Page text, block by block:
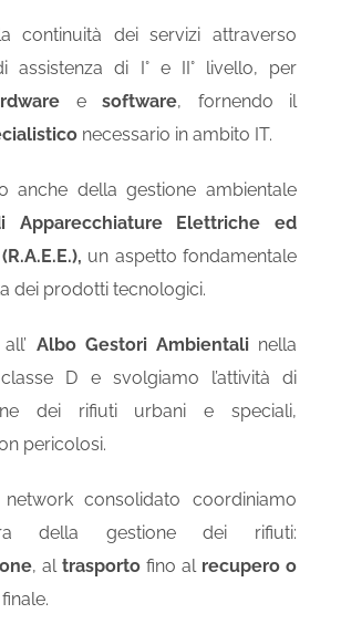
continuità dei servizi attraverso
assistenza di I° e II° livello, per
esoftware, fornendo il
necessario in ambito IT.
anche della gestione ambientale
Apparecchiature Elettriche ed
(R.A.E.E.), un aspetto fondamentale
dei prodotti tecnologici.
Albo Gestori Ambientali nella
D e svolgiamo l’attività di
dei rifiuti urbani e speciali,
pericolosi.
consolidato coordiniamo
della gestione dei rifiuti:
, al trasporto fino al recupero o
finale.